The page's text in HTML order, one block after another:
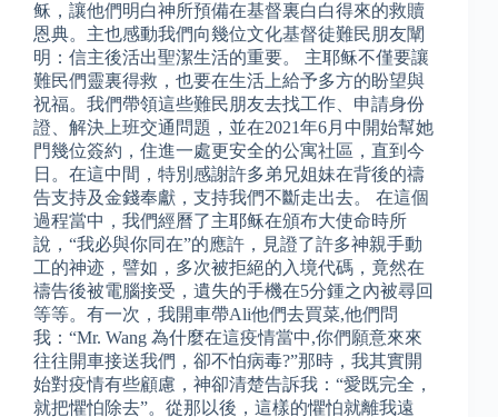
稣，讓他們明白神所預備在基督裏白白得來的救贖
恩典。主也感動我們向幾位文化基督徒難民朋友闡
明：信主後活出聖潔生活的重要。 主耶稣不僅要讓
難民們靈裏得救，也要在生活上給予多方的盼望與
祝福。我們帶領這些難民朋友去找工作、申請身份
證、解決上班交通問題，並在2021年6月中開始幫她
門幾位簽約，住進一處更安全的公寓社區，直到今
日。在這中間，特別感謝許多弟兄姐妹在背後的禱
告支持及金錢奉獻，支持我們不斷走出去。 在這個
過程當中，我們經曆了主耶稣在頒布大使命時所
說，“我必與你同在”的應許，見證了許多神親手動
工的神迹，譬如，多次被拒絕的入境代碼，竟然在
禱告後被電腦接受，遺失的手機在5分鍾之內被尋回
等等。有一次，我開車帶Ali他們去買菜,他們問
我：“Mr. Wang 為什麼在這疫情當中,你們願意來來
往往開車接送我們，卻不怕病毒?”那時，我其實開
始對疫情有些顧慮，神卻清楚告訴我：“愛既完全，
就把懼怕除去”。從那以後，這樣的懼怕就離我遠